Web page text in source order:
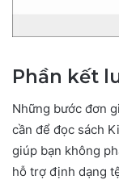
Phần kết
Những bước đơn
cần để đọc sách
giúp bạn không
hỗ trợ định dạng